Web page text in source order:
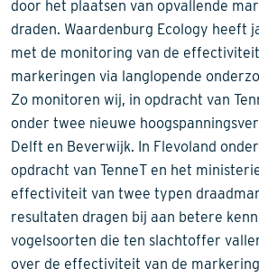
door het plaatsen van opvallende
draden. Waardenburg Ecology heeft
met de monitoring van de
markeringen via langlopende
Zo monitoren wij, in opdracht van
onder twee nieuwe
Delft en Beverwijk. In Flevoland
opdracht van TenneT en het
effectiviteit van twee typen
resultaten dragen bij aan betere
vogelsoorten die ten slachtoffer
over de effectiviteit van de